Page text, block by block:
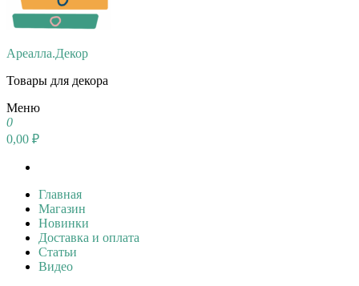
Ареалла.Декор
Товары для декора
Меню
0
0,00 ₽
Главная
Магазин
Новинки
Доставка и оплата
Статьи
Видео